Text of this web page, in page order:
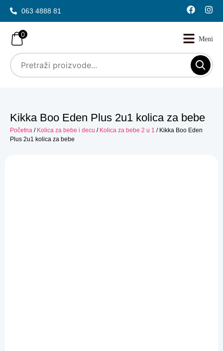
063 4888 81
0
Kikka Boo Eden Plus 2u1 kolica za bebe
Početna / Kolica za bebe i decu / Kolica za bebe 2 u 1 / Kikka Boo Eden
Plus 2u1 kolica za bebe